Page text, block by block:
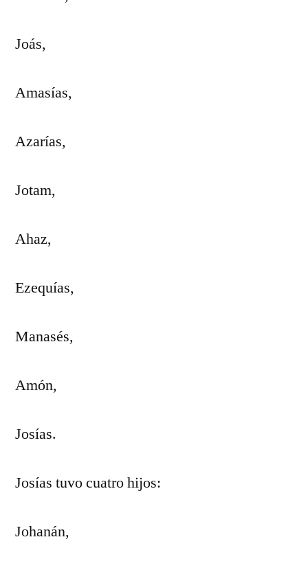
Joás,
Amasías,
Azarías,
Jotam,
Ahaz,
Ezequías,
Manasés,
Amón,
Josías.
Josías tuvo cuatro hijos:
Johanán,